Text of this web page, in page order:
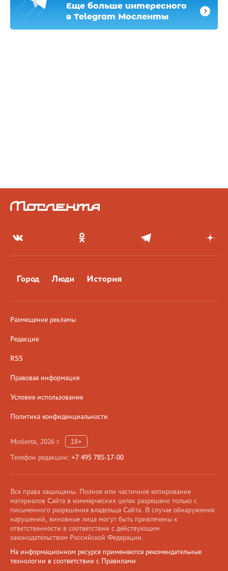
Еще больше интересного
в Telegram Мосленты
Город Люди История
Размещение рекламы
Редакция
RSS
Правовая информация
Условия использования
Политика конфиденциальности
Moslenta, 2026 г.
18+
Телефон редакции: +7 495 785-17-00
Все права защищены. Полное или частичное копирование
материалов Сайта в коммерческих целях разрешено только с
письменного разрешения владельца Сайта. В случае обнаружения
нарушений, виновные лица могут быть привлечены к
ответственности в соответствии с действующим
законодательством Российской Федерации.
На информационном ресурсе применяются рекомендательные
технологии в соответствии с Правилами